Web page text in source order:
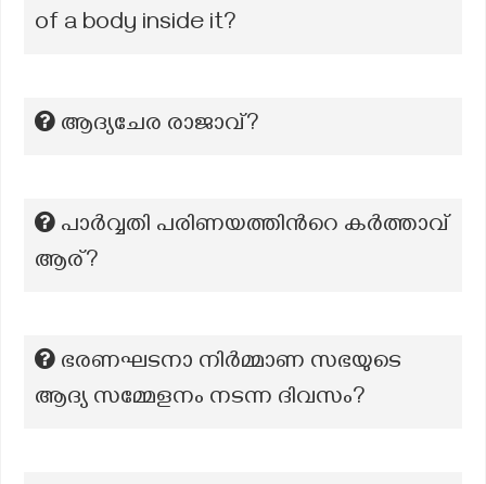
of a body inside it?
ആദ്യചേര രാജാവ്?
പാര്‍വ്വതി പരിണയത്തിന്‍റെ കര്‍ത്താവ്
ആര്?
ഭരണഘടനാ നിർമ്മാണ സഭയുടെ
ആദ്യ സമ്മേളനം നടന്ന ദിവസം?